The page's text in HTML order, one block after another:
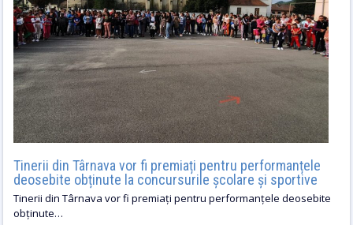
Tinerii din Târnava vor fi premiați pentru performanțele
deosebite obținute la concursurile școlare și sportive
Tinerii din Târnava vor fi premiați pentru performanțele deosebite
obținute…